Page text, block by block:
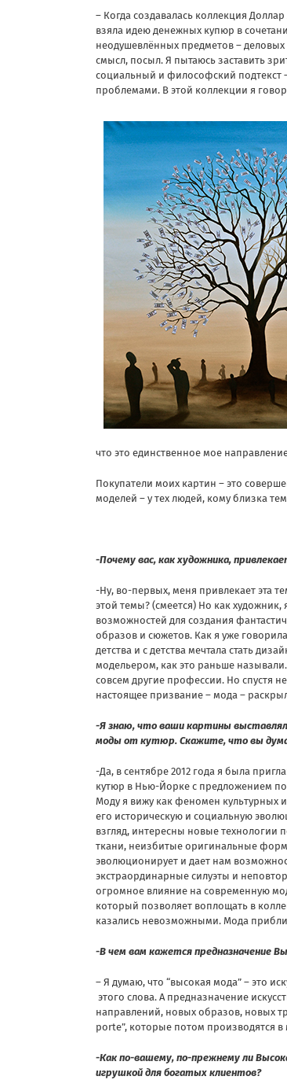
– Когда создавалась коллекция Доллар
взяла идею денежных купюр в
неодушевлённых предметов –
смысл, посыл. Я пытаюсь заставить
социальный и философский
проблемами. В этой коллекции я
что это единственное мое
Покупатели моих картин – это
моделей – у тех людей, кому близка
-Почему вас, как художника,
-Ну, во-первых, меня привлекает эта
этой темы? (смеется) Но как
возможностей для создания
образов и сюжетов. Как я уже
детства и с детства мечтала стать
модельером, как это раньше
совсем другие профессии. Но спустя
настоящее призвание – мода –
-Я знаю, что ваши картины
моды от кутюр. Скажите, что вы
-Да, в сентябре 2012 года я была
кутюр в Нью-Йорке с предложением
Моду я вижу как феномен культурных
его историческую и социальную
взгляд, интересны новые технологии
ткани, неизбитые оригинальные
эволюционирует и дает нам
экстраординарные силуэты и
огромное влияние на современную
который позволяет воплощать в
казались невозможными. Мода
-В чем вам кажется предназначение
– Я думаю, что “высокая мода” – это
этого слова. А предназначение
направлений, новых образов, новых
porte”, которые потом производятся в
-Как по-вашему, по-прежнему ли
игрушкой для богатых клиентов?